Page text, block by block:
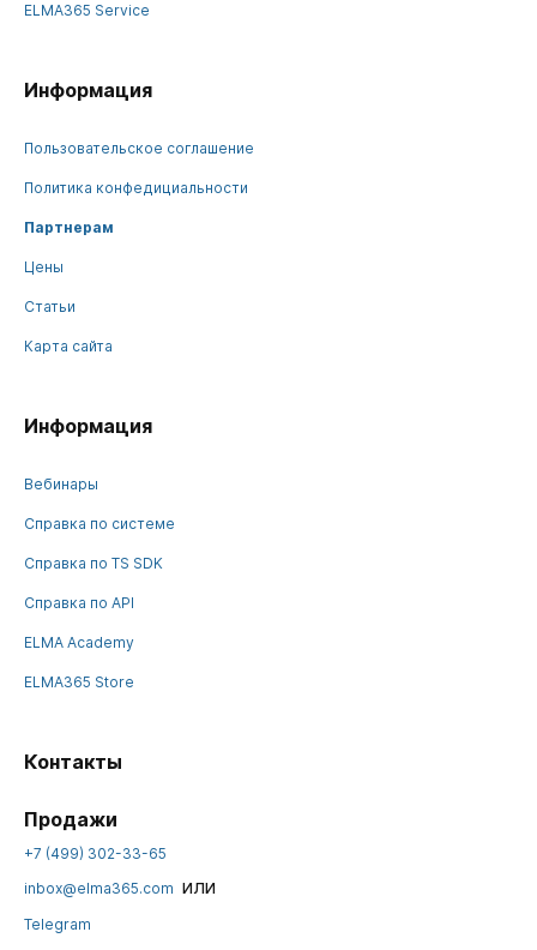
ELMA365 Service
Информация
Пользовательское соглашение
Политика конфедициальности
Партнерам
Цены
Статьи
Карта сайта
Информация
Вебинары
Справка по системе
Справка по TS SDK
Справка по API
ELMA Academy
ELMA365 Store
Контакты
Продажи
+7 (499) 302-33-65
inbox@elma365.com или
Telegram